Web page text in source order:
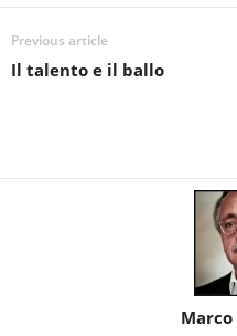
Previous article
Il talento e il ballo